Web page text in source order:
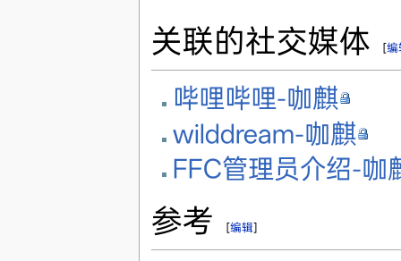
关联的社交媒体 [编
哔哩哔哩-咖麒
wilddream-咖麒
FFC管理员介绍-咖
参考 [编辑]